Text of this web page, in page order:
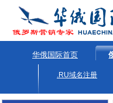
华俄国际首页
.RU域名注册